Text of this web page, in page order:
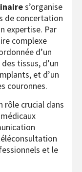
s’organise
de concertation
expertise. Par
complexe
d’un
tissus, d’un
et d’un
couronnes.
rôle crucial dans
et le